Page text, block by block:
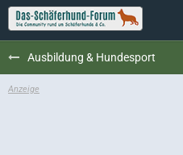
Ausbildung & Hundesport